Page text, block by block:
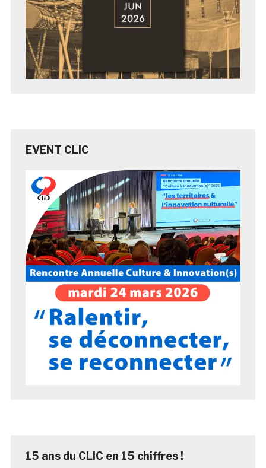
EVENT CLIC
15 ans du CLIC en 15 chiffres !